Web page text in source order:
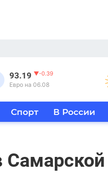
93.19 ▼-0.39
Евро на 06.08
Спорт В России
Самарской